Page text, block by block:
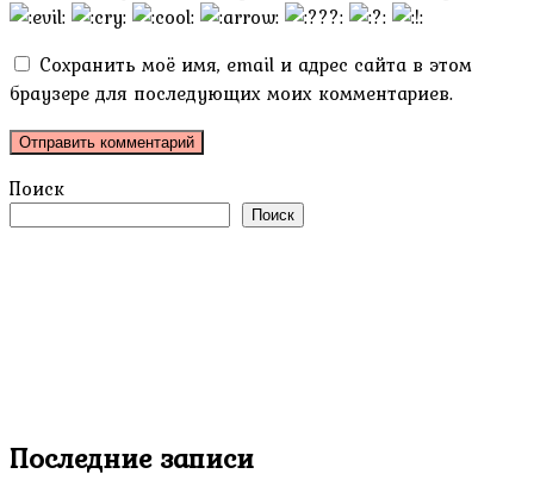
Сохранить моё имя, email и адрес сайта в этом
браузере для последующих моих комментариев.
Поиск
Поиск
Последние записи